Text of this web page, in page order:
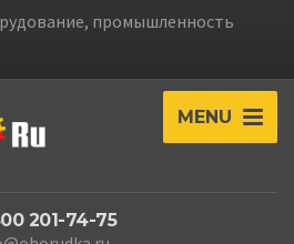
промышленность
MENU
201-74-75